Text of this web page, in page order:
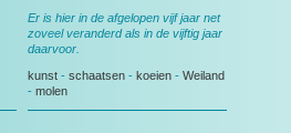
Er is hier in de afgelopen vijf jaar net
zoveel veranderd als in de vijftig jaar
daarvoor.
kunst - schaatsen - koeien - Weiland
- molen